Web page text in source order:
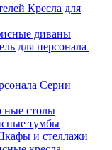
Кресла для
диваны
для персонала
Серии
столы
тумбы
и стеллажи